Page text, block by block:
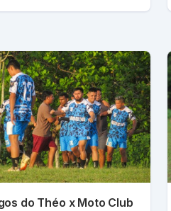
do Théo x Moto Club